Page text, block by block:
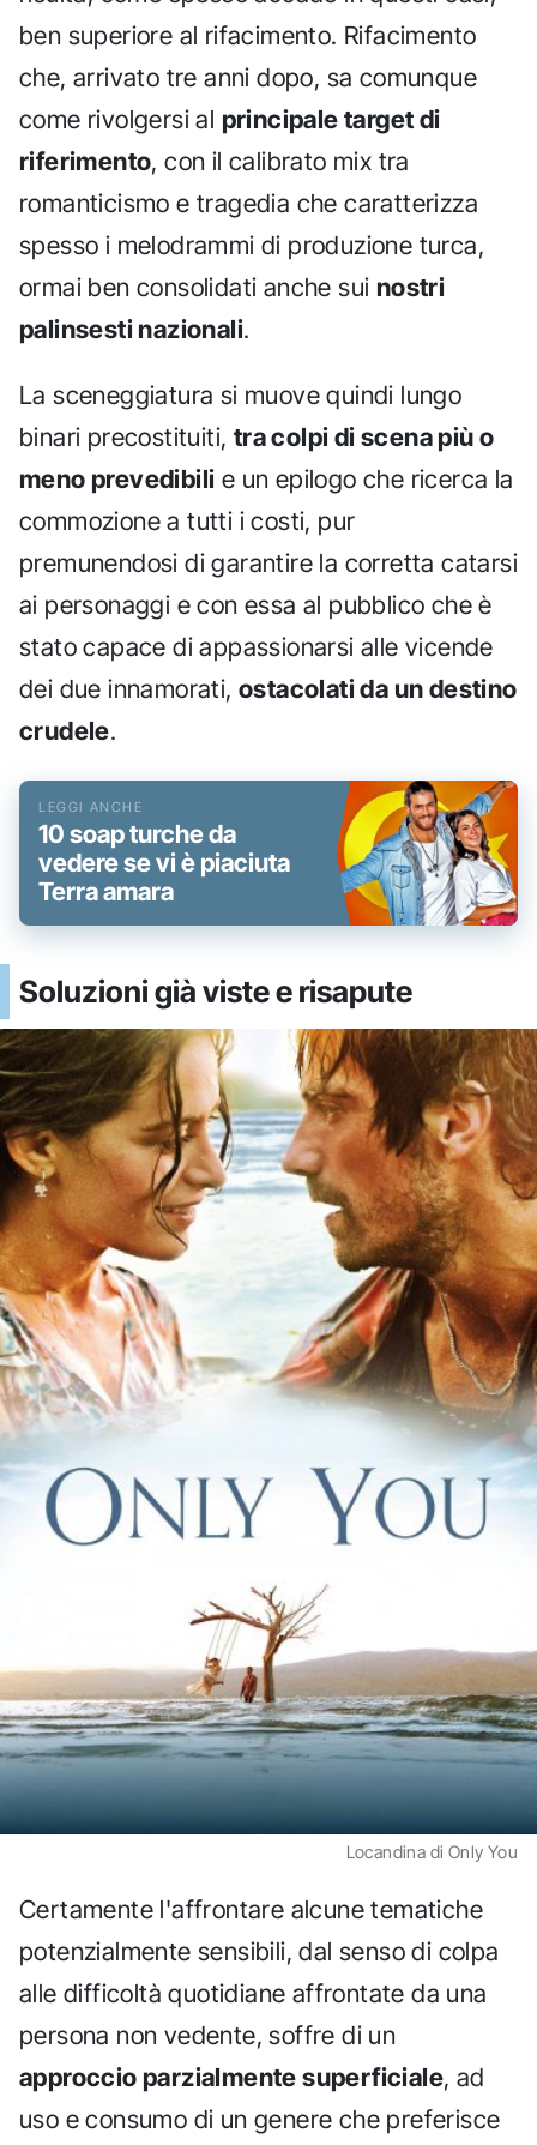
ben superiore al rifacimento. Rifacimento
che, arrivato tre anni dopo, sa comunque
come rivolgersi al principale target di
riferimento, con il calibrato mix tra
romanticismo e tragedia che caratterizza
spesso i melodrammi di produzione turca,
ormai ben consolidati anche sui nostri
palinsesti nazionali.
La sceneggiatura si muove quindi lungo
binari precostituiti, tra colpi di scena più o
meno prevedibili e un epilogo che ricerca la
commozione a tutti i costi, pur
premunendosi di garantire la corretta catarsi
ai personaggi e con essa al pubblico che è
stato capace di appassionarsi alle vicende
dei due innamorati, ostacolati da un destino
crudele.
10 soap turche da
vedere se vi è piaciuta
Terra amara
Soluzioni già viste e risapute
Locandina di Only You
Certamente l'affrontare alcune tematiche
potenzialmente sensibili, dal senso di colpa
alle difficoltà quotidiane affrontate da una
persona non vedente, soffre di un
approccio parzialmente superficiale, ad
uso e consumo di un genere che preferisce